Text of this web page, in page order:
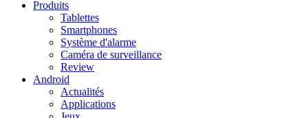
Produits
Tablettes
Smartphones
Système d'alarme
Caméra de surveillance
Review
Android
Actualités
Applications